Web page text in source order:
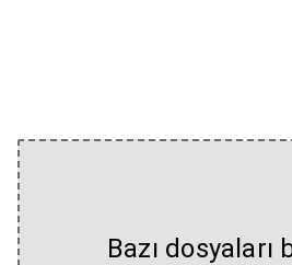
Bazı dosyaları